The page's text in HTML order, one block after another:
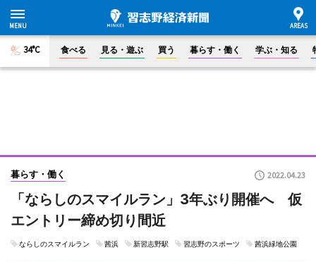
34°C 食べる 見る・遊ぶ 買う 暮らす・働く 学ぶ・知る
暮らす・働く 2022.04.23
「ならしのスマイルラン」3年ぶり開催へ 仮
エントリー締め切り間近
ならしのスマイルラン 茜浜 新習志野駅 習志野のスポーツ 茜浜緑地公園